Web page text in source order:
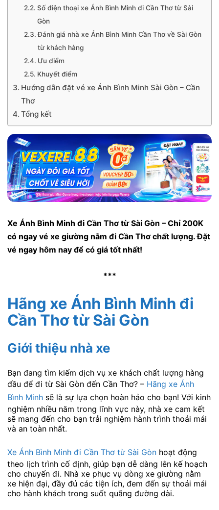
Số điện thoại xe Ánh Bình Minh đi Cần Thơ từ Sài
Gòn
Đánh giá nhà xe Ánh Bình Minh Cần Thơ về Sài Gòn
từ khách hàng
Ưu điểm
Khuyết điểm
Hướng dẫn đặt vé xe Ánh Bình Minh Sài Gòn – Cần
Thơ
Tổng kết
Xe Ánh Bình Minh đi Cần Thơ từ Sài Gòn – Chỉ 200K
có ngay vé xe giường nằm đi Cần Thơ chất lượng. Đặt
vé ngay hôm nay để có giá tốt nhất!
***
Hãng xe Ánh Bình Minh đi
Cần Thơ từ Sài Gòn
Giới thiệu nhà xe
Bạn đang tìm kiếm dịch vụ xe khách chất lượng hàng
đầu để đi từ Sài Gòn đến Cần Thơ? – Hãng xe Ánh
Bình Minh sẽ là sự lựa chọn hoàn hảo cho bạn! Với kinh
nghiệm nhiều năm trong lĩnh vực này, nhà xe cam kết
sẽ mang đến cho bạn trải nghiệm hành trình thoải mái
và an toàn nhất.
Xe Ánh Bình Minh đi Cần Thơ từ Sài Gòn hoạt động
theo lịch trình cố định, giúp bạn dễ dàng lên kế hoạch
cho chuyến đi. Nhà xe phục vụ dòng xe giường nằm
xe hiện đại, đầy đủ các tiện ích, đem đến sự thoải mái
cho hành khách trong suốt quãng đường dài.